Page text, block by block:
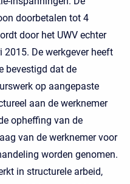
doorbetalen tot 4
door het UWV echter
De werkgever heeft
bevestigd dat de
op aangepaste
aan de werknemer
opheffing van de
van de werknemer voor
worden genomen.
in structurele arbeid,